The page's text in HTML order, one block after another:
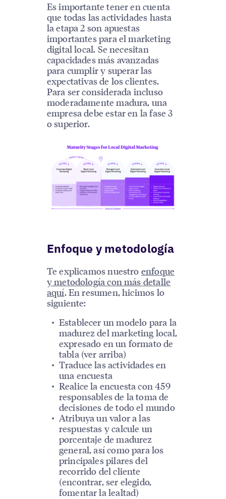
Es importante tener en cuenta
que todas las actividades hasta
la etapa 2 son apuestas
importantes para el marketing
digital local. Se necesitan
capacidades más avanzadas
para cumplir y superar las
expectativas de los clientes.
Para ser considerada incluso
moderadamente madura, una
empresa debe estar en la fase 3
o superior.
Enfoque y metodología
Te explicamos nuestro enfoque
y metodología con más detalle
aquí. En resumen, hicimos lo
siguiente:
Establecer un modelo para la
madurez del marketing local,
expresado en un formato de
tabla (ver arriba)
Traduce las actividades en
una encuesta
Realice la encuesta con 459
responsables de la toma de
decisiones de todo el mundo
Atribuya un valor a las
respuestas y calcule un
porcentaje de madurez
general, así como para los
principales pilares del
recorrido del cliente
(encontrar, ser elegido,
fomentar la lealtad)